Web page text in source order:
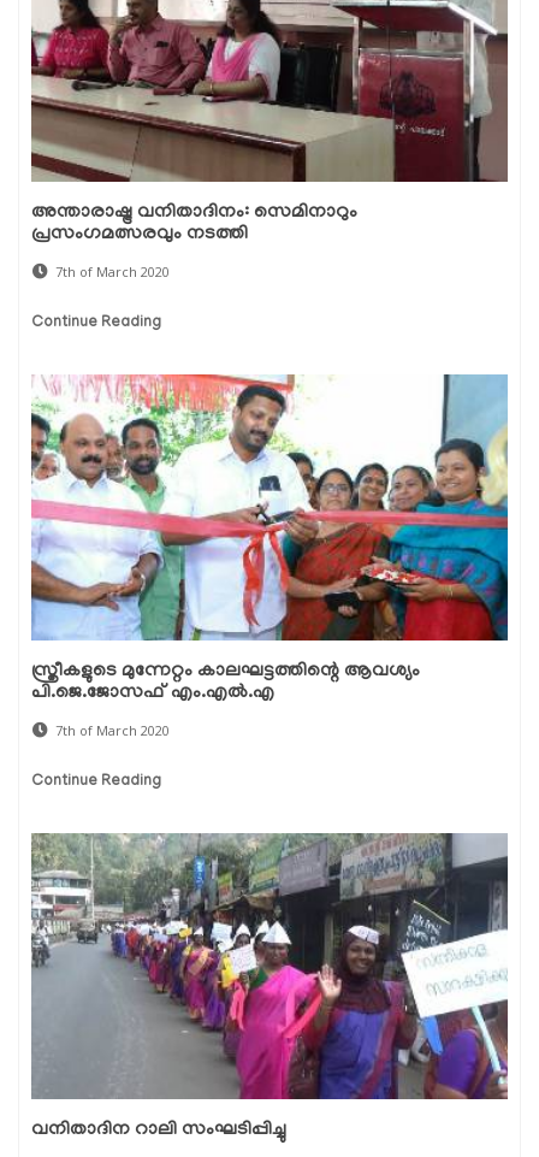
അന്താരാഷ്ട്ര വനിതാദിനം: സെമിനാറും
പ്രസംഗമത്സരവും നടത്തി
7th of March 2020
Continue Reading
സ്ത്രീകളുടെ മുന്നേറ്റം കാലഘട്ടത്തിന്റെ ആവശ്യം
പി.ജെ.ജോസഫ് എം.എല്‍.എ
7th of March 2020
Continue Reading
വനിതാദിന റാലി സംഘടിപ്പിച്ചു